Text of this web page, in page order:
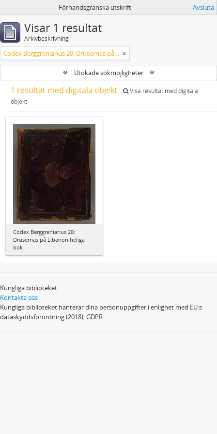
Förhandsgranska utskrift Avsluta
Visar 1 resultat
Arkivbeskrivning
Codex Berggrenianus 20: Drusernas på Libanon heliga bok
Utökade sökmöjligheter
1 resultat med digitala objekt
Visa resultat med digitala
objekt
Codex Berggrenianus 20:
Drusernas på Libanon heliga
bok
Kungliga biblioteket
Kontakta oss
Kungliga biblioteket hanterar dina personuppgifter i enlighet med EU:s
dataskyddsförordning (2018), GDPR.